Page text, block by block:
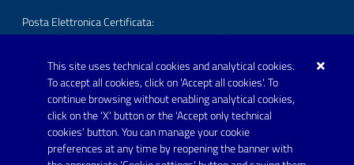
This site uses technical cookies and analytical cookies.
To accept all cookies, click on 'Accept all cookies'. To
continue browsing without enabling analytical cookies,
click on the 'X' button or the 'Accept only technical
cookies' button. You can manage your cookie
preferences at any time by reopening the banner with
Posta Elettronica Certificata:
protocollo.comunecarmiano@pec.rupar.puglia.it
URP - Ufficio Relazioni con il Pubblico
FOLLOW US ON
Youtube